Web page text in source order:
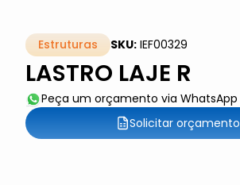
Estruturas SKU: IEF00329
LASTRO LAJE R
Peça um orçamento via WhatsApp
Solicitar orçamento